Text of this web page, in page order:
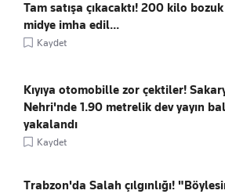
Tam satışa çıkacaktı! 200 kilo bozuk
midye imha edil...
Kaydet
Kıyıya otomobille zor çektiler!
Nehri'nde 1.90 metrelik dev yayın
yakalandı
Kaydet
Trabzon'da Salah çılgınlığı!